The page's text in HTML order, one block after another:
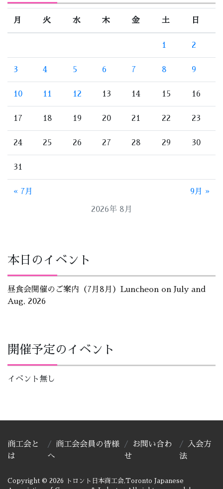
2026年 8月
月 火 水 木 金 土 日
1 2
3 4 5 6 7 8 9
10 11 12 13 14 15 16
17 18 19 20 21 22 23
24 25 26 27 28 29 30
31
« 7月 9月 »
本日のイベント
昼食会開催のご案内（7月8月）Luncheon on July and
Aug, 2026
開催予定のイベント
イベント無し
Copyright © 2026 トロント日本商工会,Toronto Japanese
商工会と
は
商工会会員の皆様
へ
お問い合わ
せ
入会方
法